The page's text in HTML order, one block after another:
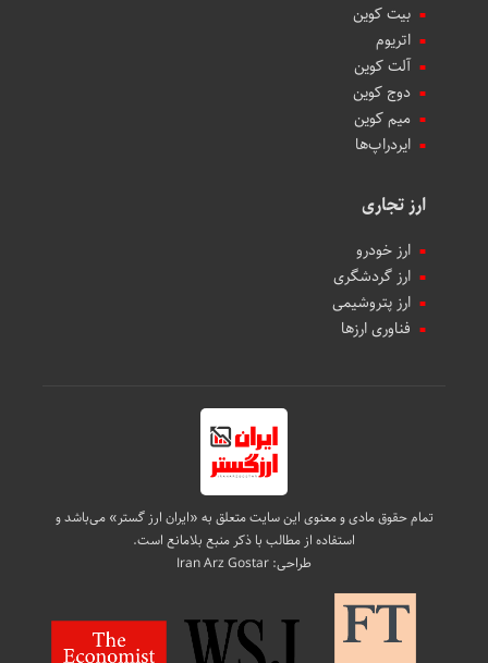
بیت کوین
اتریوم
آلت کوین
دوج کوین
میم کوین‌
ایردراپ‌ها
ارز تجاری
ارز خودرو
ارز گردشگری
ارز پتروشیمی
فناوری ارزها
تمام حقوق مادی و معنوی این سایت متعلق به «ایران ارز گستر» می‌باشد و
استفاده از مطالب با ذکر منبع بلامانع است.
طراحی:Iran Arz Gostar